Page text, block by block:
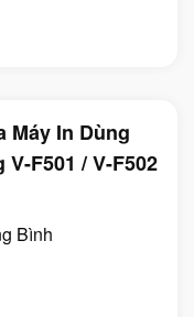
Máy In Dùng
F501 / V-F502
Bình